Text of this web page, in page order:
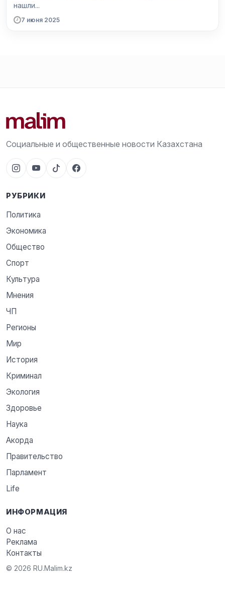
нашли...
7 июня 2025
Социальные и общественные новости Казахстана
РУБРИКИ
Политика
Экономика
Общество
Спорт
Культура
Мнения
ЧП
Регионы
Мир
История
Криминал
Экология
Здоровье
Наука
Акорда
Правительство
Парламент
Life
ИНФОРМАЦИЯ
О нас
Реклама
Контакты
© 2026 RU.Malim.kz